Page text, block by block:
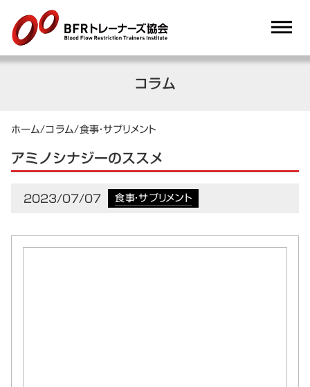
dehaze
コラム
ホーム/コラム/食事・サプリメント
アミノシナジーのススメ
2023/07/07 食事・サプリメント